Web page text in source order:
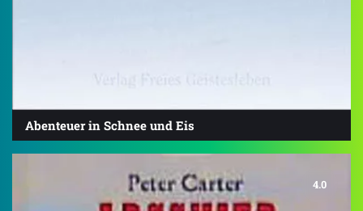
Abenteuer in Schnee und Eis
4.0